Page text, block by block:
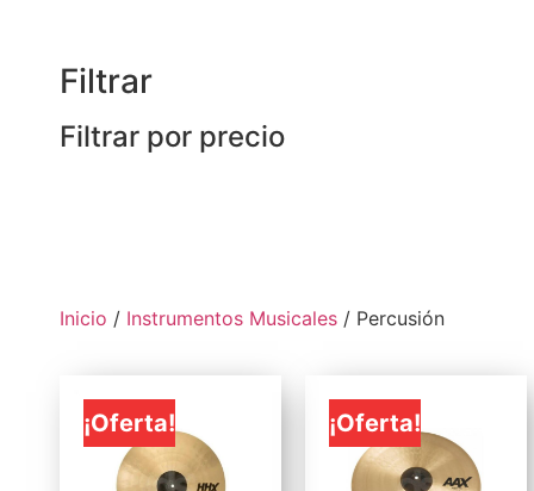
Filtrar
Filtrar por precio
Inicio / Instrumentos Musicales / Percusión
¡Oferta! ¡Oferta!